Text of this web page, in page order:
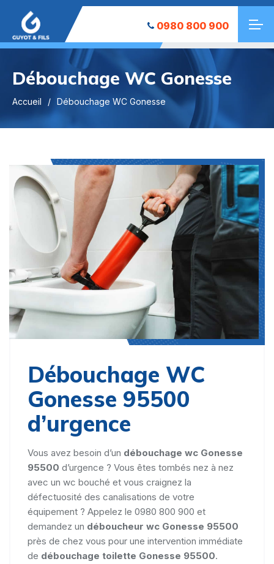
0980 800 900
Débouchage WC Gonesse
Accueil Débouchage WC Gonesse
Débouchage WC
Gonesse 95500
d’urgence
Vous avez besoin d’un débouchage wc Gonesse
95500 d’urgence ? Vous êtes tombés nez à nez
avec un wc bouché et vous craignez la
défectuosité des canalisations de votre
équipement ? Appelez le 0980 800 900 et
demandez un déboucheur wc Gonesse 95500
près de chez vous pour une intervention immédiate
de débouchage toilette Gonesse 95500.